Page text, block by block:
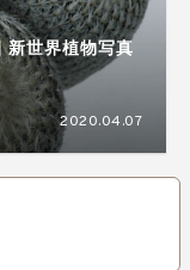
新世界植物写真
2020.04.07